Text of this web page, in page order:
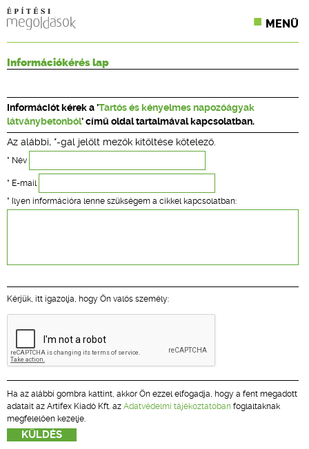
MENÜ
CPR TERMÉKKIÍRÁS
ÉPÍTÉSI JOG
ONLINE KÉPZÉSEK
TERVEZÉSI SEGÉDLETEK
Információkérés lap
Információt kérek a 'Tartós és kényelmes napozóágyak
látványbetonból' című oldal tartalmával kapcsolatban.
Az alábbi, *-gal jelölt mezők kitöltése kötelező.
* Név
* E-mail
* Ilyen információra lenne szükségem a cikkel kapcsolatban:
Kérjük, itt igazolja, hogy Ön valós személy:
Ha az alábbi gombra kattint, akkor Ön ezzel elfogadja, hogy a fent megadott
adatait az Artifex Kiadó Kft. az Adatvédelmi tájékoztatóban foglaltaknak
megfelelően kezelje.